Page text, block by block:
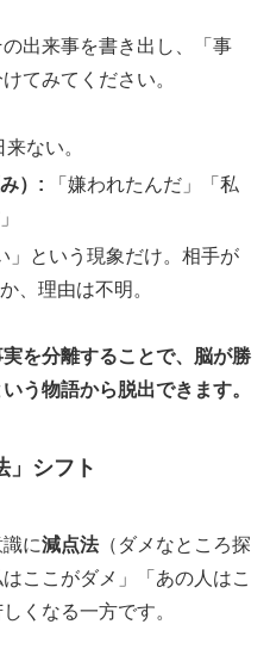
出来事を書き出し、「事
てみてください。
ない。
）: 「嫌われたんだ」「私
」という現象だけ。相手が
、理由は不明。
を分離することで、脳が勝
う物語から脱出できます。
」シフト
に減点法（ダメなところ探
ここがダメ」「あの人はこ
くなる一方です。